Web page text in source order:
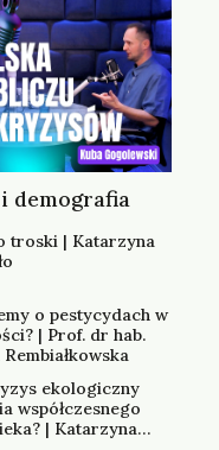
demografia
troski | Katarzyna
o pestycydach w
| Prof. dr hab.
ekologiczny
współczesnego
| Katarzyna